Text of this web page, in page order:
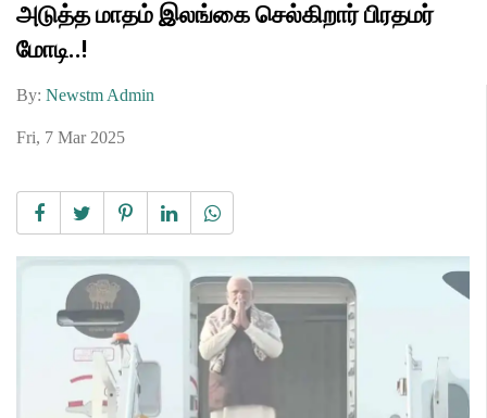
அடுத்த மாதம் இலங்கை செல்கிறார் பிரதமர்
மோடி..!
By: Newstm Admin
Fri, 7 Mar 2025